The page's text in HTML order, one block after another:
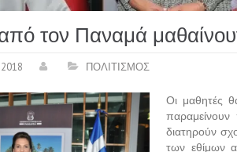
τον Παναμά
ΠΟΛΙΤΙΣΜΟΣ
Οι μαθητές
διατηρούν
των εθίμων